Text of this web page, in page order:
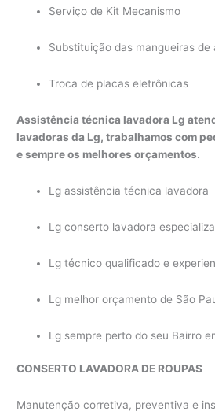
Serviço de Kit Mecanismo
Substituição das mangueiras de
Troca de placas eletrônicas
Assistência técnica lavadora Lg
lavadoras da Lg, trabalhamos com
e sempre os melhores orçamentos.
Lg assistência técnica lavadora
Lg conserto lavadora
Lg técnico qualificado e
Lg melhor orçamento de São
Lg sempre perto do seu Bairro
CONSERTO LAVADORA DE ROUPAS
Manutenção corretiva, preventiva e